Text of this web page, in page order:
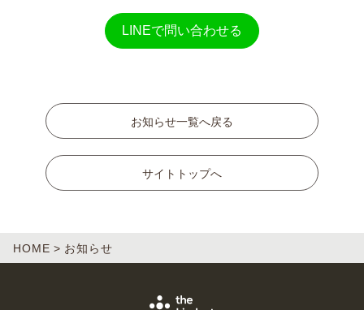
LINEで問い合わせる
お知らせ一覧へ戻る
サイトトップへ
HOME お知らせ